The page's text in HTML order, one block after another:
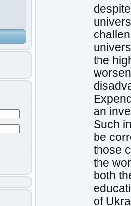
the
an
Such
be
those
the
both
of